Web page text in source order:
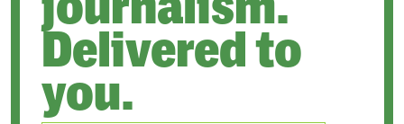
Delivered to
you.